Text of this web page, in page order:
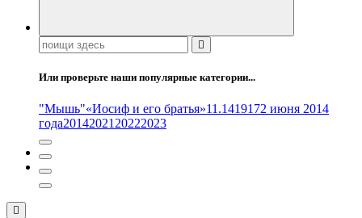
Поиск:
Или проверьте наши популярные категории...
"Мышь"«Иосиф и его братья»11.1419172 июня 2014
года20142021 20222023